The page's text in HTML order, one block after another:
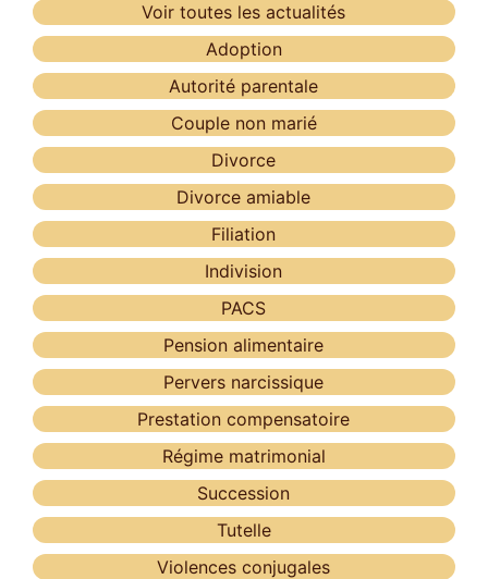
Voir toutes les actualités
Adoption
Autorité parentale
Couple non marié
Divorce
Divorce amiable
Filiation
Indivision
PACS
Pension alimentaire
Pervers narcissique
Prestation compensatoire
Régime matrimonial
Succession
Tutelle
Violences conjugales